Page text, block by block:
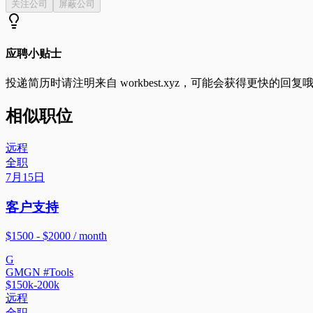
关注公司 屏蔽公司
应聘小贴士
投递简历时请注明来自 workbest.xyz ，可能会获得更快的回复
相似职位
远程
全职
7月15日
客户支持
$1500 - $2000 / month
G
GMGN #Tools
$150k-200k
远程